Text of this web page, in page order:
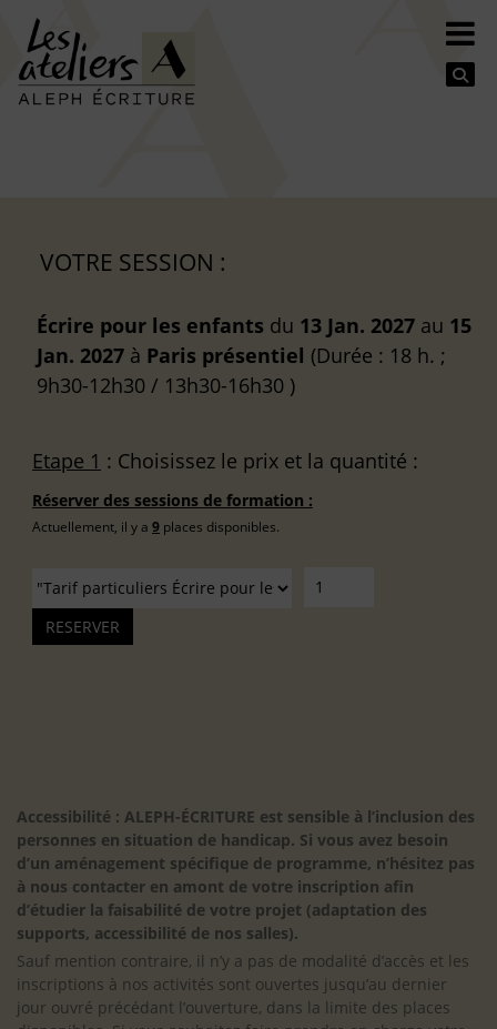
VOTRE SESSION :
Écrire pour les enfants du 13 Jan. 2027 au 15
Jan. 2027 à Paris présentiel (Durée : 18 h. ;
9h30-12h30 / 13h30-16h30 )
Etape 1 : Choisissez le prix et la quantité :
Réserver des sessions de formation :
Actuellement, il y a 9 places disponibles.
Accessibilité : ALEPH-ÉCRITURE est sensible à l’inclusion des
personnes en situation de handicap. Si vous avez besoin
d’un aménagement spécifique de programme, n’hésitez pas
à nous contacter en amont de votre inscription afin
d’étudier la faisabilité de votre projet (adaptation des
supports, accessibilité de nos salles).
Sauf mention contraire, il n’y a pas de modalité d’accès et les
inscriptions à nos activités sont ouvertes jusqu’au dernier
jour ouvré précédant l’ouverture, dans la limite des places